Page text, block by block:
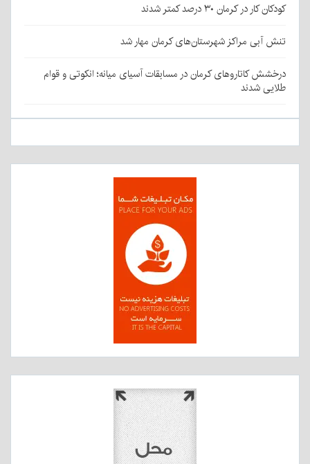
کودکان کار در کرمان ۳۰ درصد کمتر شدند
تنش آبی مراکز شهرستان‌های کرمان مهار شد
درخشش کاتاروهای کرمان در مسابقات آسیای میانه؛ انکوتی و قوام
طلایی شدند